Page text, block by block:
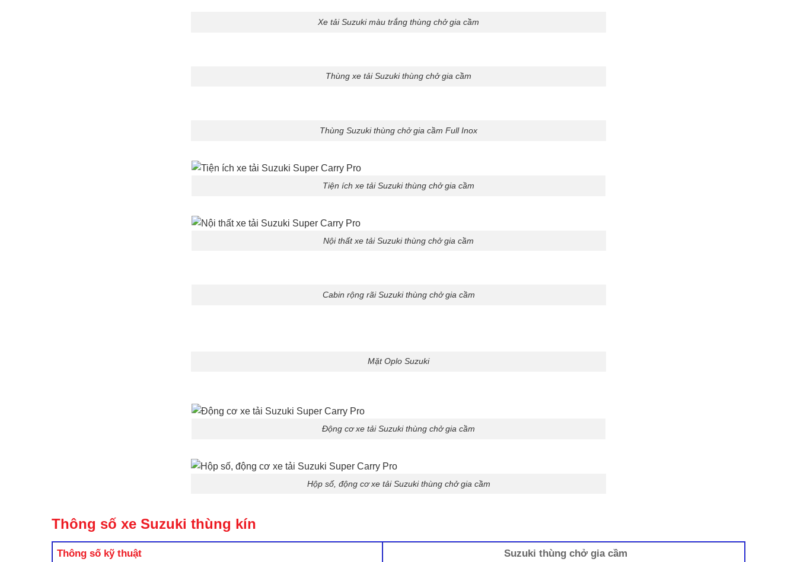
Xe tải Suzuki màu trắng thùng chở gia cầm
Thùng xe tải Suzuki thùng chở gia cầm
Thùng Suzuki thùng chở gia cầm Full Inox
Tiện ích xe tải Suzuki thùng chở gia cầm
Nội thất xe tải Suzuki thùng chở gia cầm
Cabin rộng rãi Suzuki thùng chở gia cầm
Mặt Oplo Suzuki
Động cơ xe tải Suzuki thùng chở gia cầm
Hộp số, động cơ xe tải Suzuki thùng chở gia cầm
Thông số xe Suzuki thùng kín
Thông số kỹ thuật Suzuki thùng chở gia cầm